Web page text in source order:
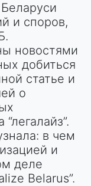
и споров,
новостями
добиться
статье и
о
в чем
и
деле
Belarus”.​